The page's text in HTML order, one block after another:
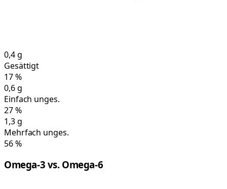
0,4g
Gesättigt
17%
0,6g
Einfach unges.
27%
1,3g
Mehrfach unges.
56%
Omega-3 vs. Omega-6